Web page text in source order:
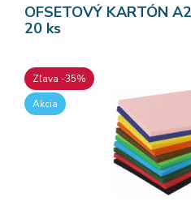
OFSETOVÝ KARTÓN
20 ks
Zľava -35%
Akcia